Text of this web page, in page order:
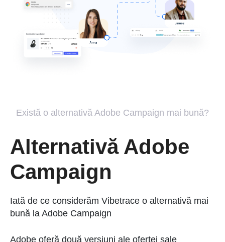
Alternativă Adobe
Campaign
Iată de ce considerăm Vibetrace o alternativă mai
bună la Adobe Campaign
Adobe oferă două versiuni ale ofertei sale
Există o alternativă Adobe Campaign mai bună?